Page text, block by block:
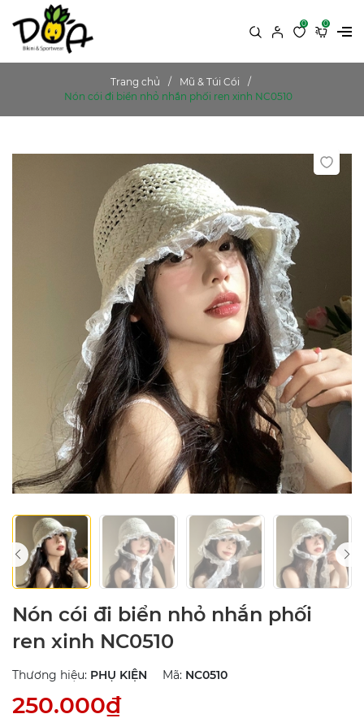
0 0
Trang chủ
Mũ & Túi Cói
Nón cói đi biển nhỏ nhắn phối ren xinh NC0510
Nón cói đi biển nhỏ nhắn phối
ren xinh NC0510
Thương hiệu: PHỤ KIỆN Mã: NC0510
250.000₫